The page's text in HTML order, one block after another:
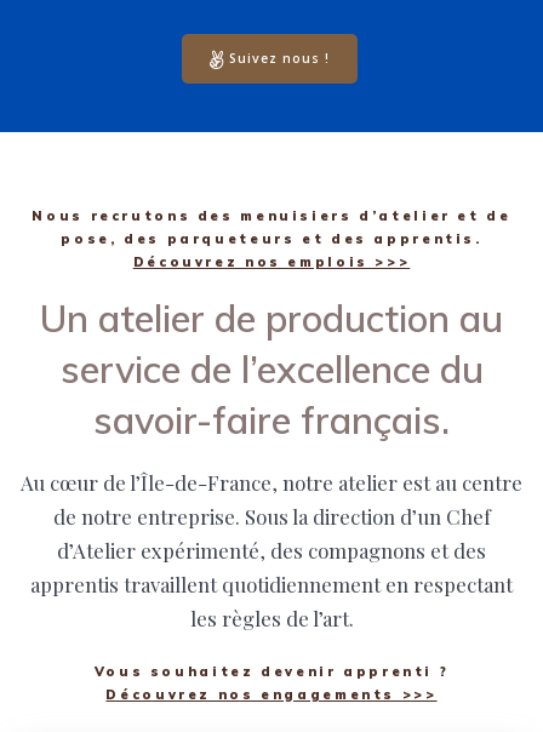
Suivez nous !
Nous recrutons des menuisiers d’atelier et de
pose, des parqueteurs et des apprentis.
Découvrez nos emplois >>>
Un atelier de production au
service de l’excellence du
savoir-faire français.
Au cœur de l’Île-de-France, notre atelier est au centre
de notre entreprise. Sous la direction d’un Chef
d’Atelier expérimenté, des compagnons et des
apprentis travaillent quotidiennement en respectant
les règles de l’art.
Vous souhaitez devenir apprenti ?
Découvrez nos engagements >>>